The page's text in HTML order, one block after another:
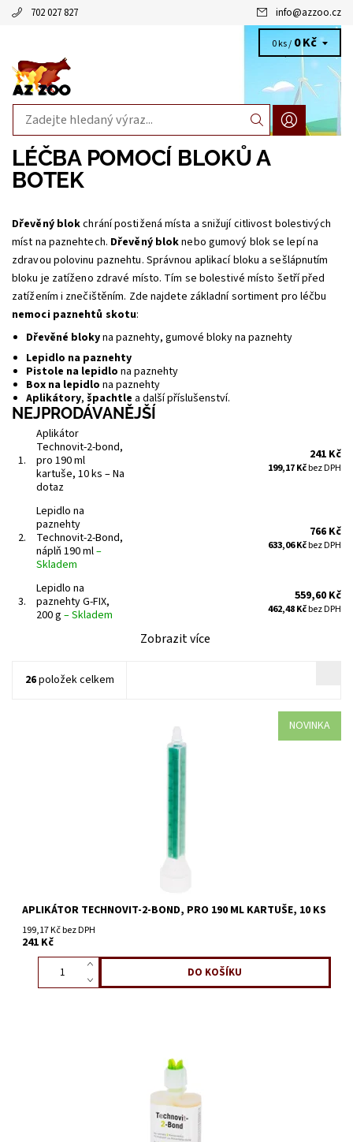
702 027 827 info@azzoo.cz
0 ks / 0 Kč
LÉČBA POMOCÍ BLOKŮ A
BOTEK
Dřevěný blokchrání postižená místa a snižují citlivost bolestivých
míst na paznehtech. Dřevěný bloknebo gumový blok se lepí na
zdravou polovinu paznehtu. Správnou aplikací bloku a sešlápnutím
bloku je zatíženo zdravé místo. Tím se bolestivé místo šetří před
zatížením i znečištěním. Zde najdete základní sortiment pro léčbu
nemoci paznehtů skotu:
Dřevěné blokyna paznehty, gumové bloky na paznehty
Lepidlo na paznehty
Pistole na lepidlo na paznehty
Box na lepidlo na paznehty
Aplikátory, špachtle a další příslušenství.
NEJPRODÁVANĚJŠÍ
1.
Aplikátor
Technovit-2-bond,
pro 190 ml
kartuše, 10 ks –Na
dotaz
241 Kč
199,17 Kčbez DPH
2.
Lepidlo na
paznehty
Technovit-2-Bond,
náplň 190 ml–
Skladem
766 Kč
633,06 Kčbez DPH
3.
Lepidlo na
paznehty G-FIX,
200 g –Skladem
559,60 Kč
462,48 Kčbez DPH
Zobrazit více
26položek celkem
NOVINKA
APLIKÁTOR TECHNOVIT-2-BOND, PRO 190 ML KARTUŠE, 10 KS
199,17 Kč bez DPH
241 Kč